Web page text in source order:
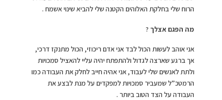
הרוח שלי בחלקת האלוהים הקטנה שלי להביא שינוי אשמח .
מה הפגם אצלך ?
אני אוהב לעשות הכול לבד אני אדם ריכוזי, הכול מתנקז דרכי,
אך ברגע שארצה לגדול ולהתפתח יהיה עליי להאציל סמכויות
ולתת לאנשים שלי לעבוד, אני אהיה חייב לחלק את העבודה כמו
הרמטכ”ל שמעביר סמכויות למפקדים על מנת לבצע את
העבודה על הצד הטוב ביותר .